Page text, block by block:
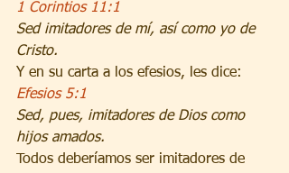
1 Corintios 11:1
Sed imitadores de mí, así como yo de
Cristo.
Y en su carta a los efesios, les dice:
Efesios 5:1
Sed, pues, imitadores de Dios como
hijos amados.
Todos deberíamos ser imitadores de